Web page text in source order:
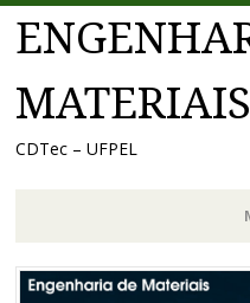
MATERIAIS
CDTec – UFPEL
Pular